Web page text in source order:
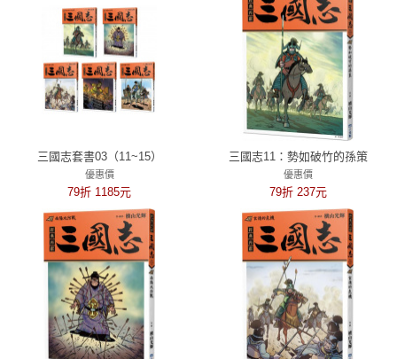
三國志套書03（11~15）
優惠價
79折 1185元
三國志11：勢如破竹的孫策
優惠價
79折 237元